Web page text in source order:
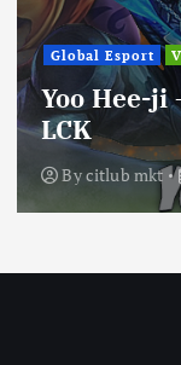
Global Esport
Yoo Hee-ji
LCK
Bycitlub mkt